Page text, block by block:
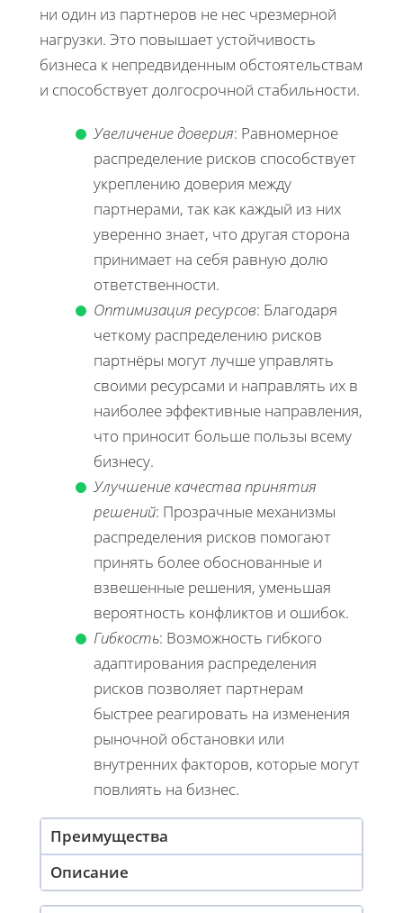
ни один из партнеров не нес чрезмерной
нагрузки. Это повышает устойчивость
бизнеса к непредвиденным обстоятельствам
и способствует долгосрочной стабильности.
Увеличение доверия: Равномерное
распределение рисков способствует
укреплению доверия между
партнерами, так как каждый из них
уверенно знает, что другая сторона
принимает на себя равную долю
ответственности.
Оптимизация ресурсов: Благодаря
четкому распределению рисков
партнёры могут лучше управлять
своими ресурсами и направлять их в
наиболее эффективные направления,
что приносит больше пользы всему
бизнесу.
Улучшение качества принятия
решений: Прозрачные механизмы
распределения рисков помогают
принять более обоснованные и
взвешенные решения, уменьшая
вероятность конфликтов и ошибок.
Гибкость: Возможность гибкого
адаптирования распределения
рисков позволяет партнерам
быстрее реагировать на изменения
рыночной обстановки или
внутренних факторов, которые могут
повлиять на бизнес.
Преимущества
Описание